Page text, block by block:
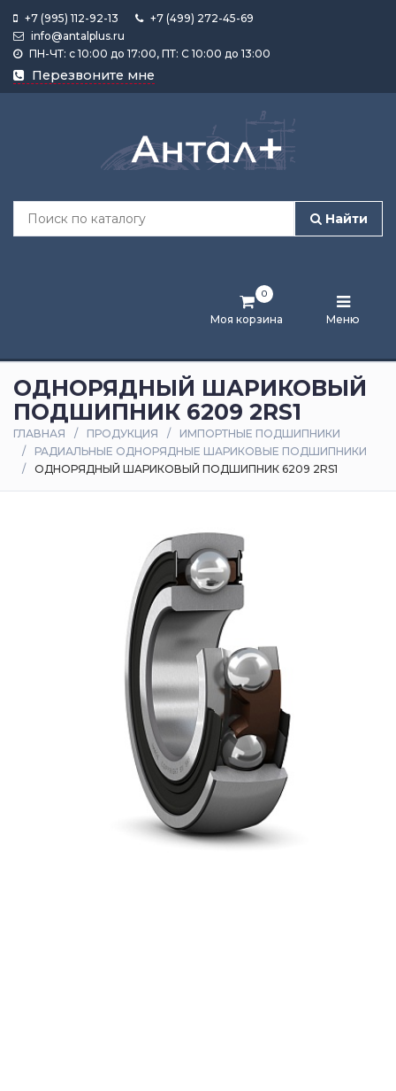
+7 (995) 112-92-13
+7 (499) 272-45-69
info@antalplus.ru
ПН-ЧТ: с 10:00 до 17:00, ПТ: С 10:00 до 13:00
Перезвоните мне
Найти
Моя корзина
0
Меню
Каталог
продукции
Лента
и
статьи
Оплата
доставка
ОДНОРЯДНЫЙ ШАРИКОВЫЙ
ПОДШИПНИК 6209 2RS1
ГЛАВНАЯ ПРОДУКЦИЯ
ИМПОРТНЫЕ ПОДШИПНИКИ
РАДИАЛЬНЫЕ ОДНОРЯДНЫЕ ШАРИКОВЫЕ ПОДШИПНИКИ
ОДНОРЯДНЫЙ ШАРИКОВЫЙ ПОДШИПНИК 6209 2RS1